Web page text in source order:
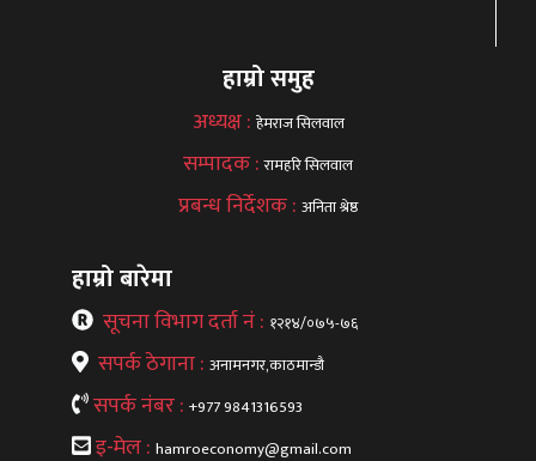
हाम्रो समुह
अध्यक्ष : हेमराज सिलवाल
सम्पादक :रामहरि सिलवाल
प्रबन्ध निर्देशक : अनिता श्रेष्ठ
हाम्रो बारेमा
सूचना विभाग दर्ता नं : १२१४/०७५-७६
सपर्क ठेगाना : अनामनगर,काठमान्डौ
सपर्क नंबर : +977 9841316593
इ-मेल : hamroeconomy@gmail.com